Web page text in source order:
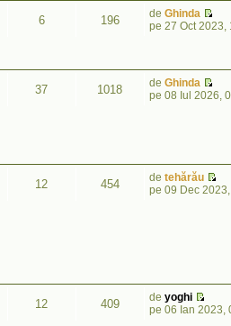
6 196 de Ghinda
pe 27 Oct 2023,
37 1018 de Ghinda
pe 08 Iul 2026,
12 454 de tehărău
pe 09 Dec
12 409 de yoghi
pe 06 Ian 2023,